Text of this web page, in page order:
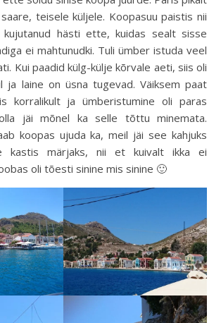
teisele küljele. Koopasuu paistis nii
hästi ette, kuidas sealt sisse
ei mahtunudki. Tuli ümber istuda veel
Kui paadid külg-külje kõrvale aeti, siis oli
ja laine on üsna tugevad. Väiksem paat
korralikult ja ümberistumine oli paras
jäi mõnel ka selle tõttu minemata.
koopas ujuda ka, meil jäi see kahjuks
kastis märjaks, nii et kuivalt ikka ei
oli tõesti sinine mis sinine 🙂